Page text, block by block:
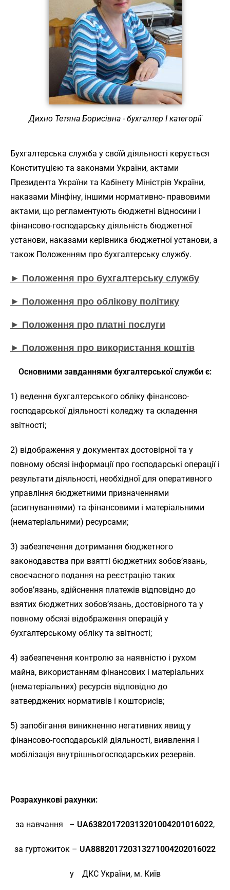
Дихно Тетяна Борисівна - бухгалтер І категорії
Бухгалтерська служба у своїй діяльності керується
Конституцією та законами України, актами
Президента України та Кабінету Міністрів України,
наказами Мінфіну, іншими нормативно- правовими
актами, що регламентують бюджетні відносини і
фінансово-господарську діяльність бюджетної
установи, наказами керівника бюджетної установи, а
також Положенням про бухгалтерську службу.
► Положення про бухгалтерську службу
► Положення про облікову політику
► Положення про платні послуги
► Положення про використання коштів
Основними завданнями бухгалтерської служби є:
1) ведення бухгалтерського обліку фінансово-
господарської діяльності коледжу та складення
звітності;
2) відображення у документах достовірної та у
повному обсязі інформації про господарські операції і
результати діяльності, необхідної для оперативного
управління бюджетними призначеннями
(асигнуваннями) та фінансовими і матеріальними
(нематеріальними) ресурсами;
3) забезпечення дотримання бюджетного
законодавства при взятті бюджетних зобов’язань,
своєчасного подання на реєстрацію таких
зобов’язань, здійснення платежів відповідно до
взятих бюджетних зобов’язань, достовірного та у
повному обсязі відображення операцій у
бухгалтерському обліку та звітності;
4) забезпечення контролю за наявністю і рухом
майна, використанням фінансових і матеріальних
(нематеріальних) ресурсів відповідно до
затверджених нормативів і кошторисів;
5) запобігання виникненню негативних явищ у
фінансово-господарській діяльності, виявлення і
мобілізація внутрішньогосподарських резервів.
Розрахункові рахунки:
за навчання – UA638201720313201004201016022,
за гуртожиток – UA888201720313271004202016022
у ДКС України, м. Київ